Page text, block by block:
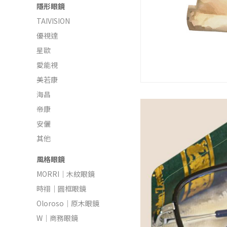
隱形眼鏡
TAIVISION
優視達
星歐
愛能視
美若康
海昌
帝康
安儷
其他
風格眼鏡
MORRI｜木紋眼鏡
時祤｜圓框眼鏡
Oloroso｜原木眼鏡
W｜商務眼鏡